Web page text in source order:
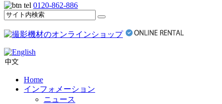
0120-862-886
Home
インフォメーション
ニュース